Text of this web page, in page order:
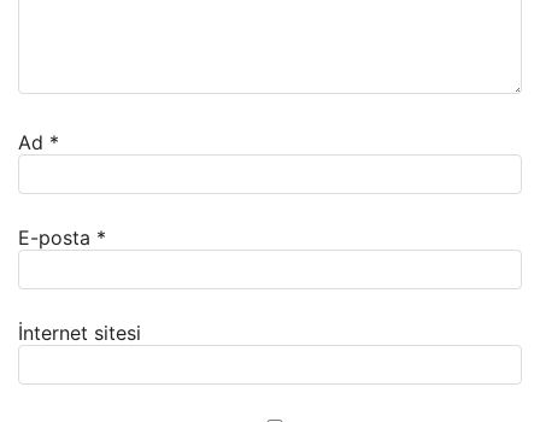
Ad *
E-posta *
İnternet sitesi